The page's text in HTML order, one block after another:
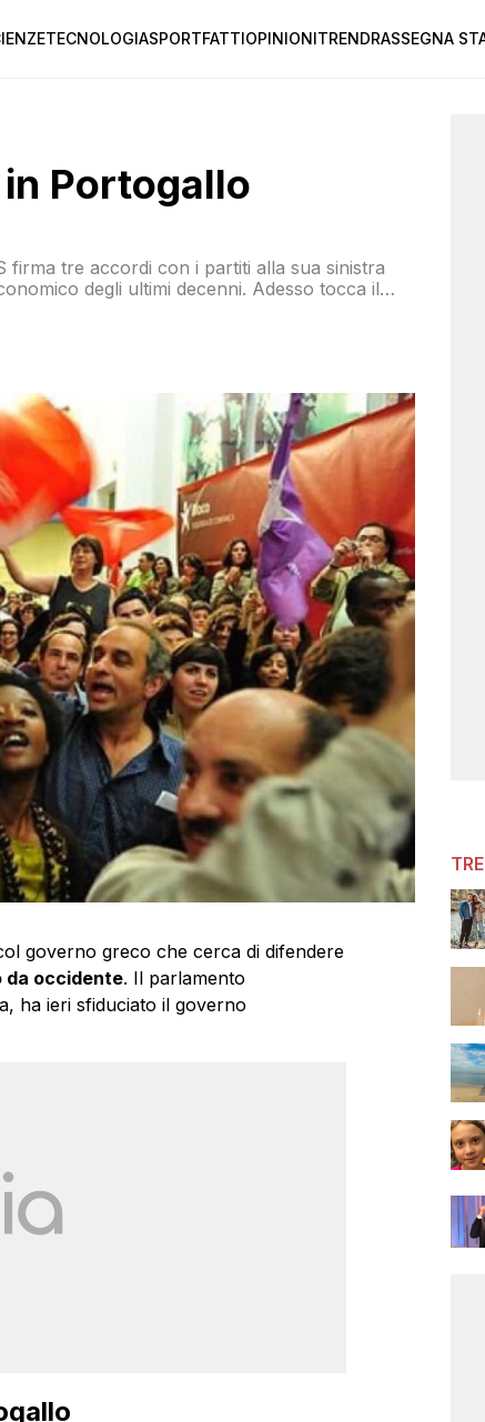
TECNOLOGIASPORTFATTIOPINIONITRENDRASSEGNA
Portogallo
firma tre accordi con i partiti alla sua sinistra
degli ultimi decenni. Adesso tocca il
governo greco che cerca di difendere
da occidente. Il parlamento
ha ieri sfiduciato il governo